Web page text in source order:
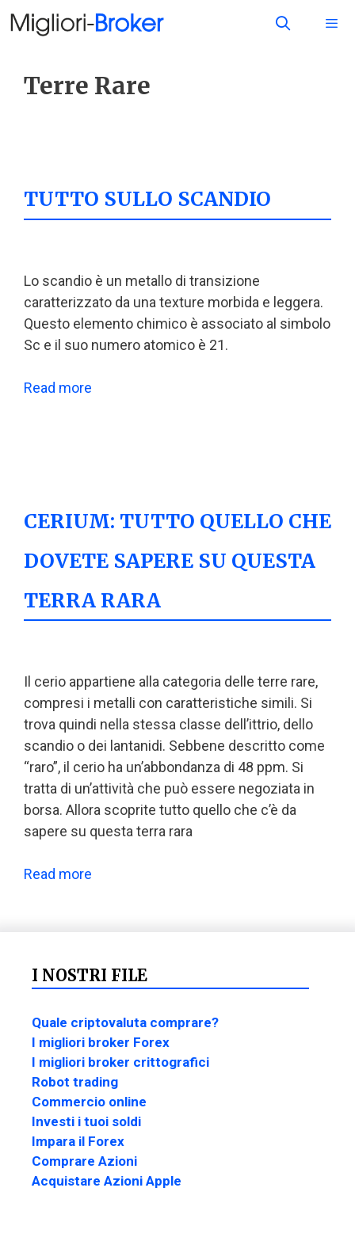
Terre Rare
TUTTO SULLO SCANDIO
Lo scandio è un metallo di transizione
caratterizzato da una texture morbida e leggera.
Questo elemento chimico è associato al simbolo
Sc e il suo numero atomico è 21.
Read more
CERIUM: TUTTO QUELLO CHE
DOVETE SAPERE SU QUESTA
TERRA RARA
Il cerio appartiene alla categoria delle terre rare,
compresi i metalli con caratteristiche simili. Si
trova quindi nella stessa classe dell’ittrio, dello
scandio o dei lantanidi. Sebbene descritto come
“raro”, il cerio ha un’abbondanza di 48 ppm. Si
tratta di un’attività che può essere negoziata in
borsa. Allora scoprite tutto quello che c’è da
sapere su questa terra rara
Read more
I NOSTRI FILE
Quale criptovaluta comprare?
I migliori broker Forex
I migliori broker crittografici
Robot trading
Commercio online
Investi i tuoi soldi
Impara il Forex
Comprare Azioni
Acquistare Azioni Apple